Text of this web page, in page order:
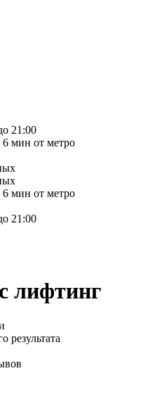
21:00
6 мин от метро
6 мин от метро
21:00
лифтинг
результата